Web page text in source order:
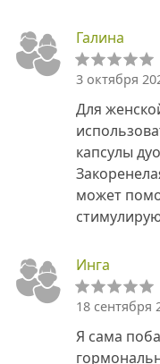
Галина
3 октября
Для
капсулы
может
Инга
18 сентября
Я сама